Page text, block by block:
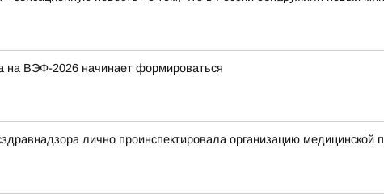
на ВЭФ-2026 начинает формироваться
лично проинспектировала организацию